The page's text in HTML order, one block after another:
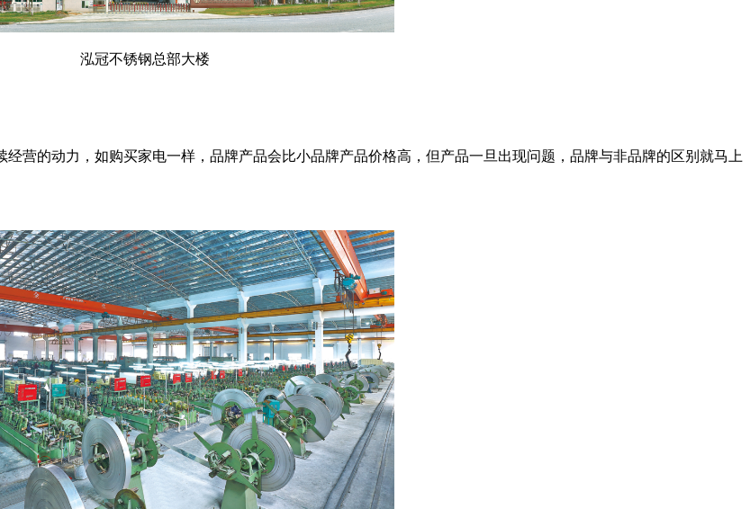
泓冠不锈钢总部大楼
营的动力，如购买家电一样，品牌产品会比小品牌产品价格高，但产品一旦出现问题，品牌与非品牌的区别就马上